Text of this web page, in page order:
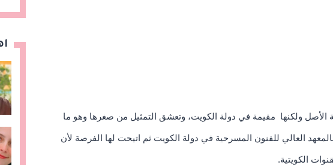
الأصل ولكنها مقيمة في دولة الكويت، وتعشق التمثيل من صغرها وهو ما
العالي للفنون المسرحية في دولة الكويت ثم اتيحت لها الفرصة لأن
الكويتية.